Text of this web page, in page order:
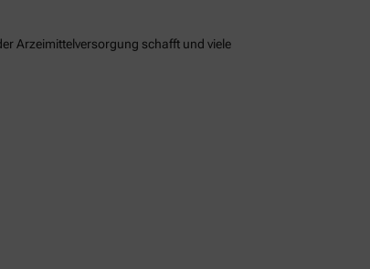
Arzeimittelversorgung schafft und viele